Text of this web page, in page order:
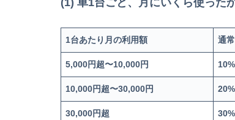
1台あたり月の利用額 通
5,000円超〜10,000円 10%
10,000円超〜30,000円 20%
30,000円超 30%